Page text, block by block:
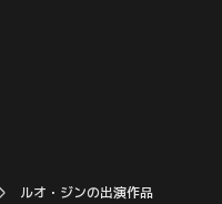
ルオ・ジンの出演作品